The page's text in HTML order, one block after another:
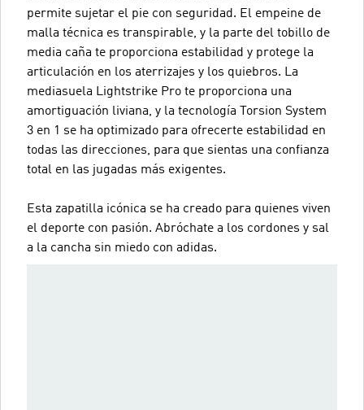
permite sujetar el pie con seguridad. El empeine de
malla técnica es transpirable, y la parte del tobillo de
media caña te proporciona estabilidad y protege la
articulación en los aterrizajes y los quiebros. La
mediasuela Lightstrike Pro te proporciona una
amortiguación liviana, y la tecnología Torsion System
3 en 1 se ha optimizado para ofrecerte estabilidad en
todas las direcciones, para que sientas una confianza
total en las jugadas más exigentes.
Esta zapatilla icónica se ha creado para quienes viven
el deporte con pasión. Abróchate a los cordones y sal
a la cancha sin miedo con adidas.